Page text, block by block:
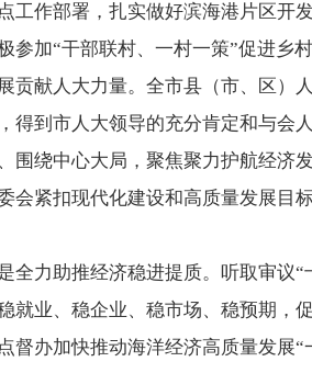
工作部署，扎实做好滨海港片区开
参加“干部联村、一村一策”促进乡
贡献人大力量。全市县（市、区）
得到市人大领导的充分肯定和与会
围绕中心大局，聚焦聚力护航经济
会紧扣现代化建设和高质量发展目
全力助推经济稳进提质。听取审议
就业、稳企业、稳市场、稳预期，
督办加快推动海洋经济高质量发展